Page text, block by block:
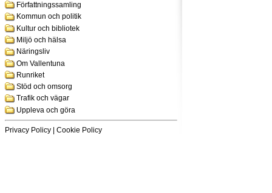
Författningssamling
Kommun och politik
Kultur och bibliotek
Miljö och hälsa
Näringsliv
Om Vallentuna
Runriket
Stöd och omsorg
Trafik och vägar
Uppleva och göra
Privacy Policy Cookie Policy